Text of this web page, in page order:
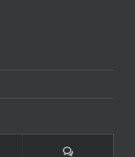
Comentarios